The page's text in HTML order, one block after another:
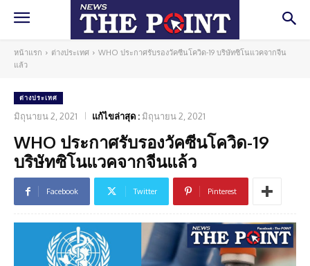
หน้าแรก ต่างประเทศ
WHO ประกาศรับรองวัคซีนโควิด-19 บริษัทซิโนแวคจากจีน
แล้ว
ต่างประเทศ
มิถุนายน 2, 2021 แก้ไขล่าสุด : มิถุนายน 2, 2021
WHO ประกาศรับรองวัคซีนโควิด-19
บริษัทซิโนแวคจากจีนแล้ว
Facebook Twitter Pinterest